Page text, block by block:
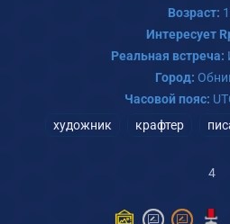
Возраст:
Интересует
Реальная встреча:
Город:
Часовой пояс:
художник
крафтер
4